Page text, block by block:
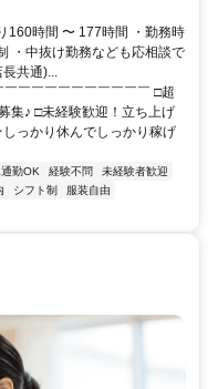
160時間 〜 177時間 ・勤務時
・中抜け勤務なども応相談で
共通)...
￣￣￣￣￣￣￣￣￣￣ □超
集♪ □未経験歓迎！立ち上げ
っかり休んでしっかり稼げ
勤OK 経験不問
未経験者歓迎
シフト制
服装自由